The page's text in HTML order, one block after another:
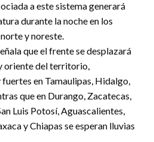
a este sistema generará
durante la noche en los
y noreste.
que el frente se desplazará
oriente del territorio,
en Tamaulipas, Hidalgo,
que en Durango, Zacatecas,
Luis Potosí, Aguascalientes,
y Chiapas se esperan lluvias